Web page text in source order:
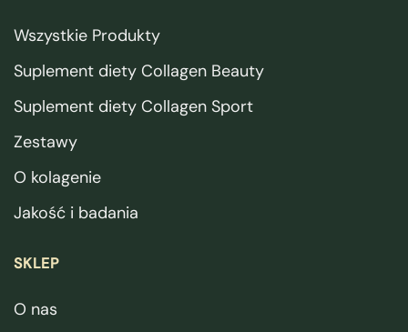
Wszystkie Produkty
Suplement diety Collagen Beauty
Suplement diety Collagen Sport
Zestawy
O kolagenie
Jakość i badania
SKLEP
O nas